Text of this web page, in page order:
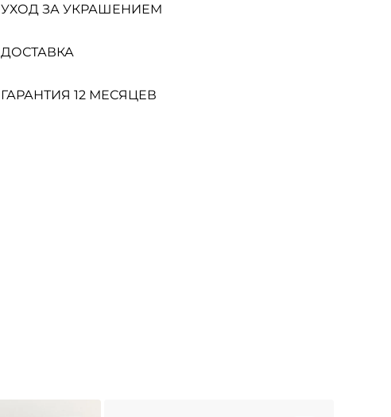
УХОД ЗА УКРАШЕНИЕМ
ДОСТАВКА
ГАРАНТИЯ 12 МЕСЯЦЕВ